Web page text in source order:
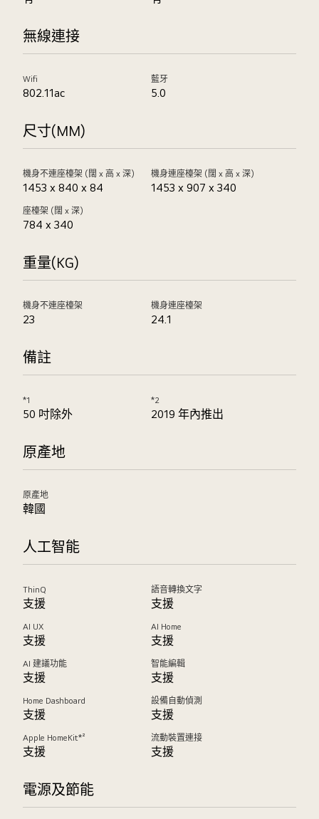
無線連接
Wifi
802.11ac
藍牙
5.0
尺寸(MM)
機身不連座檯架 (闊 x 高 x 深)
1453 x 840 x 84
機身連座檯架 (闊 x 高 x 深)
1453 x 907 x 340
座檯架 (闊 x 深)
784 x 340
重量(KG)
機身不連座檯架
23
機身連座檯架
24.1
備註
*1
50 吋除外
*2
2019 年內推出
原產地
原產地
韓國
人工智能
ThinQ
支援
語音轉換文字
支援
AI UX
支援
AI Home
支援
AI 建議功能
支援
智能編輯
支援
Home Dashboard
支援
設備自動偵測
支援
Apple HomeKit*²
支援
流動裝置連接
支援
電源及節能